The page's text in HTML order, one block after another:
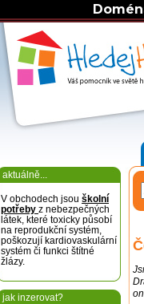
aktuálně...
V obchodech jsou školní
potřeby z nebezpečných
látek, které toxicky působí
na reprodukční systém,
poškozují kardiovaskulární
systém či funkci štítné
žlázy.
jak inzerovat?